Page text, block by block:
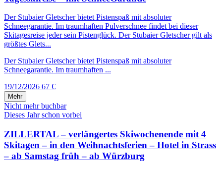
Der Stubaier Gletscher bietet Pistenspaß mit absoluter
Schneegarantie. Im traumhaften Pulverschnee findet bei dieser
Skitagesreise jeder sein Pistenglück. Der Stubaier Gletscher gilt als
größtes Glets...
Der Stubaier Gletscher bietet Pistenspaß mit absoluter
Schneegarantie. Im traumhaften ...
19/12/2026 67 €
Mehr
Nicht mehr buchbar
Dieses Jahr schon vorbei
ZILLERTAL – verlängertes Skiwochenende mit 4
Skitagen – in den Weihnachtsferien – Hotel in Strass
– ab Samstag früh – ab Würzburg